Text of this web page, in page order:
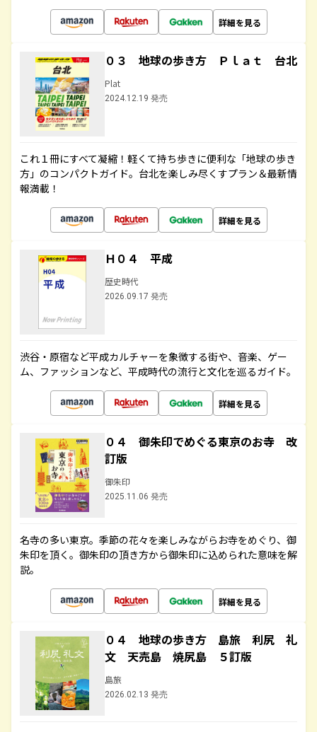
詳細を見る
０３ 地球の歩き方 Ｐｌａｔ 台北
Plat
2024.12.19 発売
これ１冊にすべて凝縮！軽くて持ち歩きに便利な「地球の歩き
方」のコンパクトガイド。台北を楽しみ尽くすプラン＆最新情
報満載！
詳細を見る
Ｈ０４ 平成
歴史時代
2026.09.17 発売
渋谷・原宿など平成カルチャーを象徴する街や、音楽、ゲー
ム、ファッションなど、平成時代の流行と文化を巡るガイド。
詳細を見る
０４ 御朱印でめぐる東京のお寺 改
訂版
御朱印
2025.11.06 発売
名寺の多い東京。季節の花々を楽しみながらお寺をめぐり、御
朱印を頂く。御朱印の頂き方から御朱印に込められた意味を解
説。
詳細を見る
０４ 地球の歩き方 島旅 利尻 礼
文 天売島 焼尻島 ５訂版
島旅
2026.02.13 発売